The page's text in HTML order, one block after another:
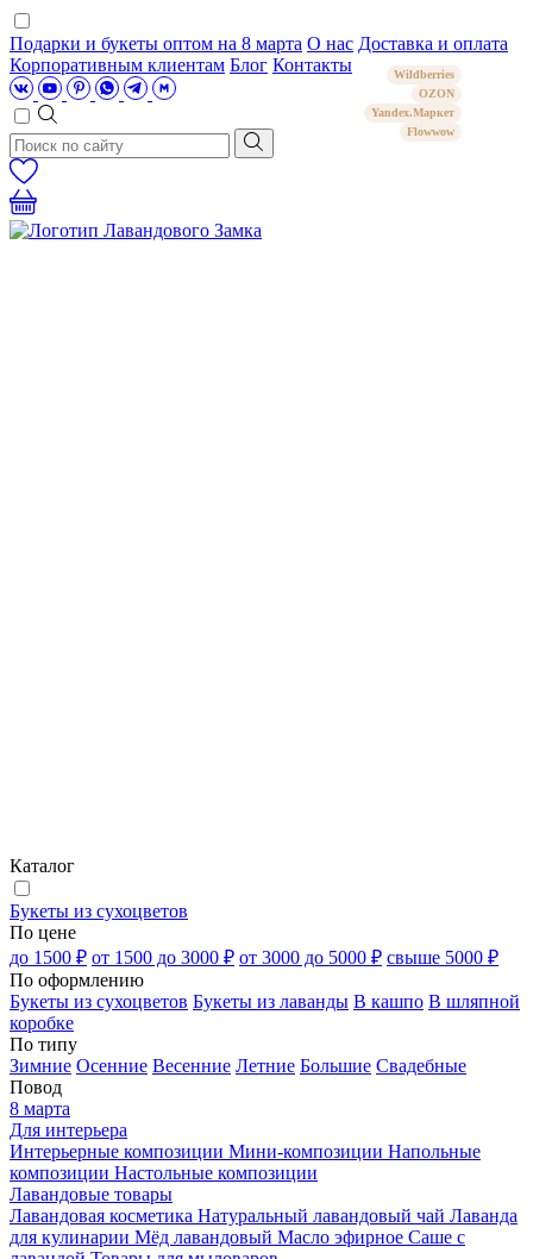
Подарки и букеты оптом на 8 марта О нас Доставка и оплата
Корпоративным клиентам Блог Контакты
Wildberries
OZON
Yandex.Маркет
Flowwow
Каталог
Букеты из сухоцветов
По цене
до 1500 ₽ от 1500 до 3000 ₽ от 3000 до 5000 ₽ свыше 5000 ₽
По оформлению
Букеты из сухоцветов Букеты из лаванды В кашпо В шляпной
коробке
По типу
Зимние Осенние Весенние Летние Большие Свадебные
Повод
8 марта
Для интерьера
Интерьерные композиции Мини-композиции Напольные
композиции Настольные композиции
Лавандовые товары
Лавандовая косметика Натуральный лавандовый чай Лаванда
для кулинарии Мёд лавандовый Масло эфирное Саше с